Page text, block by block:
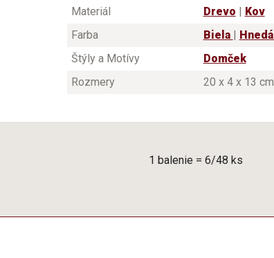
Materiál Drevo
Kov
Farba
Biela Hnedá
Štýly a Motívy
Domček
Rozmery
20 x 4 x 13 cm
1 balenie = 6/48 ks